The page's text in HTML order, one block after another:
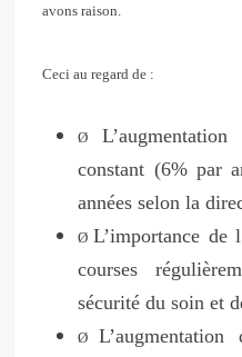
avons raison.
Ceci au regard de :
Ø
constant (6% par
années selon la
Ø L’importance
courses
sécurité du soin et
Ø